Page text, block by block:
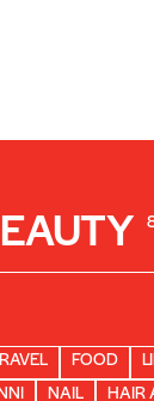
FOOD
NAIL HAIR